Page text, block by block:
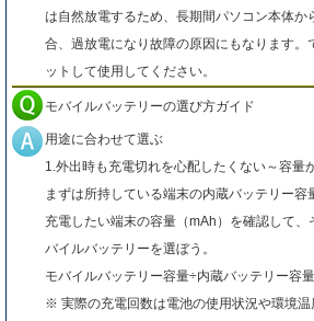
は自然放電するため、長期間パソコン本体か
合、過放電になり故障の原因にもなります。
ットして使用してください。
モバイルバッテリーの選び方ガイド
用途に合わせて選ぶ
1.外出時も充電切れを心配したくない～容量
まずは所持している端末の内蔵バッテリー容
充電したい端末の容量（mAh）を確認して
バイルバッテリーを選ぼう。
モバイルバッテリー容量÷内蔵バッテリー容
※ 実際の充電回数は電池の使用状況や環境